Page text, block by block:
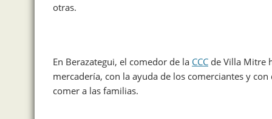
otras.
En Berazategui, el comedor de la CCC de Villa Mitre
mercadería, con la ayuda de los comerciantes y
comer a las familias.